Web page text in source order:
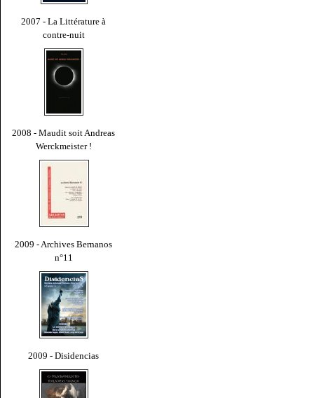
2007 - La Littérature à
contre-nuit
2008 - Maudit soit Andreas
Werckmeister !
2009 - Archives Bernanos
n°11
2009 - Disidencias